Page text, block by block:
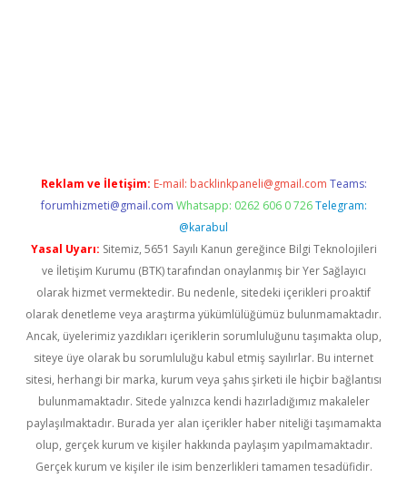
Reklam ve İletişim: E-mail: backlinkpaneli@gmail.com Teams:
forumhizmeti@gmail.com Whatsapp: 0262 606 0 726 Telegram:
@karabul
Yasal Uyarı: Sitemiz, 5651 Sayılı Kanun gereğince Bilgi Teknolojileri
ve İletişim Kurumu (BTK) tarafından onaylanmış bir Yer Sağlayıcı
olarak hizmet vermektedir. Bu nedenle, sitedeki içerikleri proaktif
olarak denetleme veya araştırma yükümlülüğümüz bulunmamaktadır.
Ancak, üyelerimiz yazdıkları içeriklerin sorumluluğunu taşımakta olup,
siteye üye olarak bu sorumluluğu kabul etmiş sayılırlar. Bu internet
sitesi, herhangi bir marka, kurum veya şahıs şirketi ile hiçbir bağlantısı
bulunmamaktadır. Sitede yalnızca kendi hazırladığımız makaleler
paylaşılmaktadır. Burada yer alan içerikler haber niteliği taşımamakta
olup, gerçek kurum ve kişiler hakkında paylaşım yapılmamaktadır.
Gerçek kurum ve kişiler ile isim benzerlikleri tamamen tesadüfidir.